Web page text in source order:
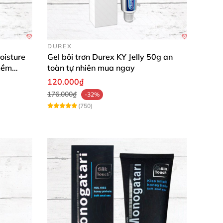
ấy. Chúng tôi cam kết sản phẩm chính
🌟
thôi nào! 🛒
DUREX
Gel bôi trơn Durex KY Jelly 50g an
toàn tự nhiên mua ngay
120.000₫
176.000₫
-32%
(750)